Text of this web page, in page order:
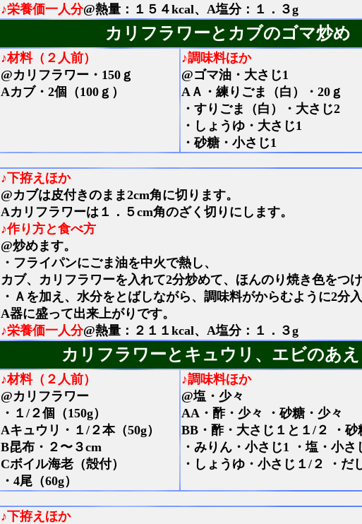
♪栄養価一人分@熱量：１５４kcal、A塩分：１．３g
カリフラワーとカブのゴマ炒め
♪材料（２人前）
@カリフラワー・150ｇ
Aカブ・2個（100ｇ）
♪調味料ほか
@ゴマ油・大さじ1
AＡ・練りごま（白）・20ｇ
・すりごま（白）・大さじ2
・しょうゆ・大さじ1
・砂糖・小さじ1
♪下拵えほか
@カブは皮付きのまま2cm角に切ります。
Aカリフラワーは１．５cm角のざく切りにします。
♪作り方と食べ方
@炒めます。
・フライパンにごま油を中火で熱し、
カブ、カリフラワーを入れて2分炒めて、ほんのり焼き色をつ
・Ａを加え、水分をとばしながら、調味料がからむように2分入
A器に盛って出来上がりです。
♪栄養価一人分@熱量：２１１kcal、A塩分：１．３g
カリフラワーとキュウリ、エビのあ
♪材料（２人前）
@カリフラワー
・１/２個（150g）
Aキュウリ・１/２本（50g）
B昆布・２〜３cm
Cボイル海老（殻付）
・4尾（60g）
♪調味料ほか
@塩・少々
AA・酢・少々 ・砂糖・少々
BB・酢・大さじ１と１/２ ・砂
・みりん・小さじ1 ・塩・小さ
・しょうゆ・小さじ１/２ ・だ
♪下拵えほか